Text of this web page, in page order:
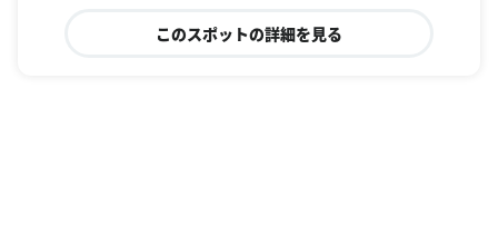
このスポットの詳細を見る